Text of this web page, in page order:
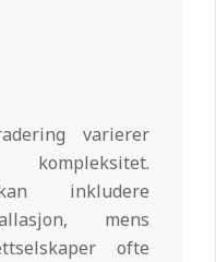
varierer
inkludere
mens
ofte